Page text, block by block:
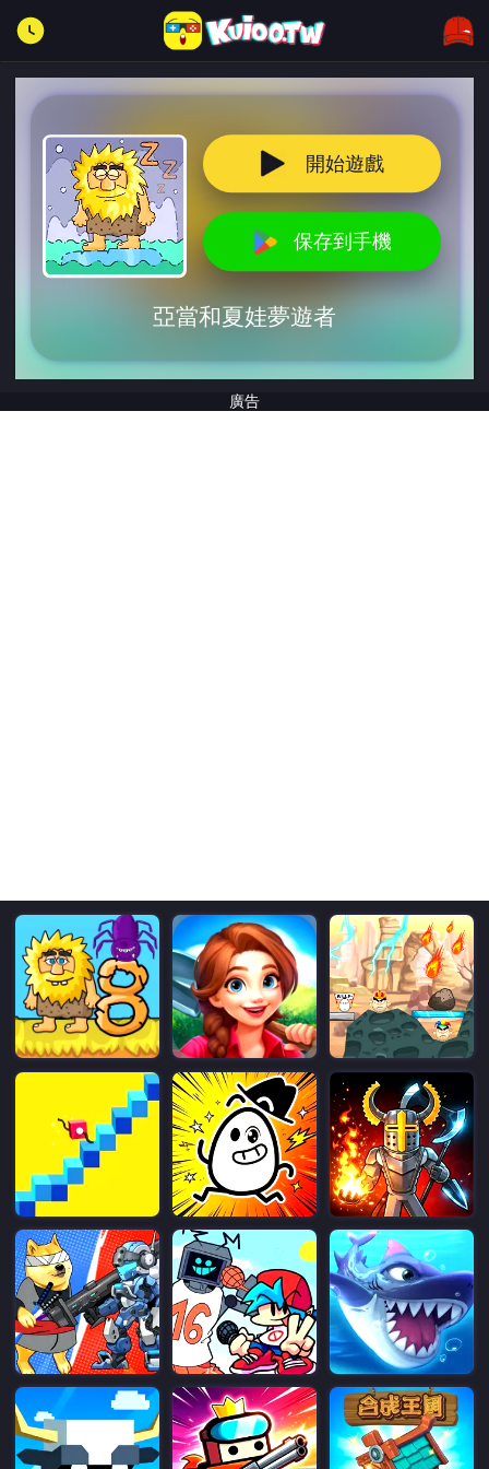
亞當和夏娃夢遊者
開始遊戲
保存到手機
廣告